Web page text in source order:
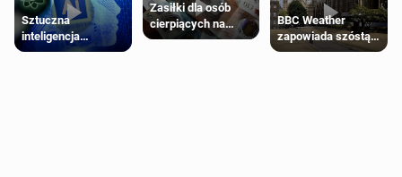
Sztuczna
inteligencja
próbowała oszukać
Zasiłki dla osób
cierpiących na
schorzenia
BBC Weather
zapowiada szóstą
falę upałów w